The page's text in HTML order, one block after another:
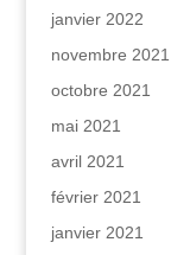
janvier 2022
novembre 2021
octobre 2021
mai 2021
avril 2021
février 2021
janvier 2021